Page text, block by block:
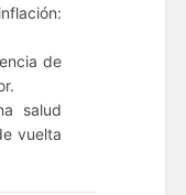
de
salud
vuelta